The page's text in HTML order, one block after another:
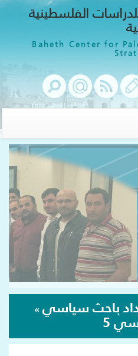
الفلسطينية
Baheth Center for
باحث سياسي »
5